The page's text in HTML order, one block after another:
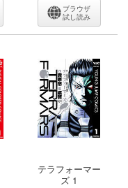
ブラウザ
試し読み
テラフォーマー
ズ 1